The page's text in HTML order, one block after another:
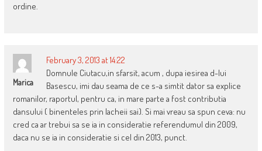
ordine.
Marica
February 3, 2013 at 14:22
Domnule Ciutacu,in sfarsit, acum , dupa iesirea d-lui
Basescu, imi dau seama de ce s-a simtit dator sa explice
romanilor, raportul, pentru ca, in mare parte a fost contributia
dansului ( binenteles prin lacheii sai). Si mai vreau sa spun ceva: nu
cred ca ar trebui sa se ia in consideratie referendumul din 2009,
daca nu se ia in consideratie si cel din 2013, punct.